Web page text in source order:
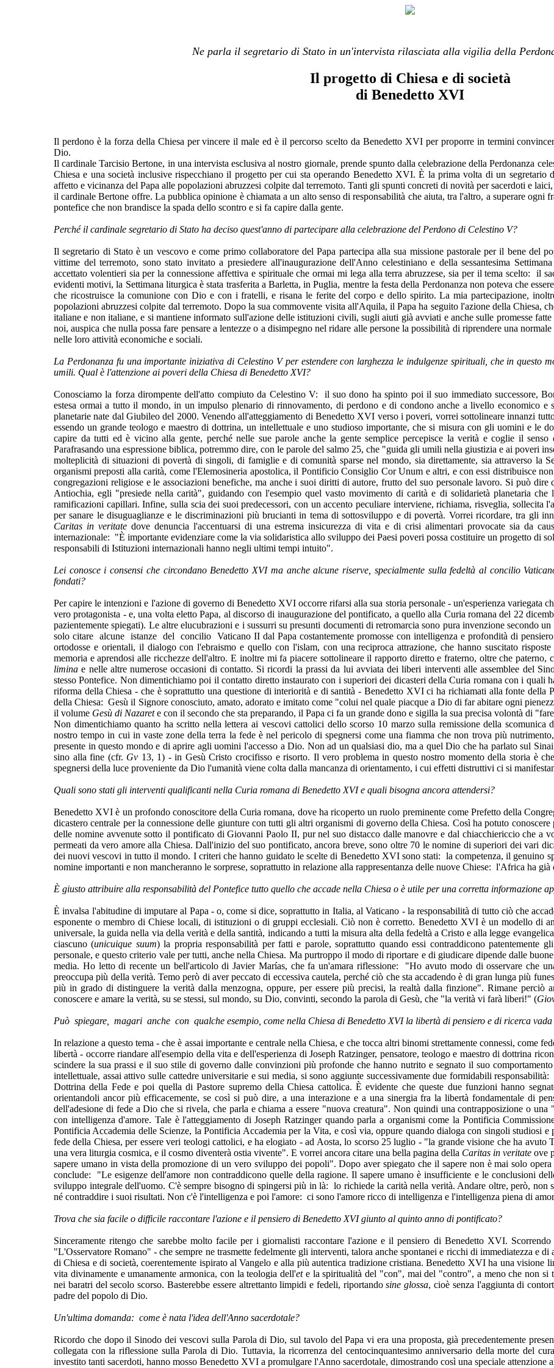
Ne parla il segretario di Stato in un'intervista rilasciata alla vigilia della
Il progetto di Chiesa e di società
di Benedetto XVI
Il perdono è la forza della Chiesa per vincere il male ed è il percorso scelto da Benedetto XVI per proporre in termini
Dio.
Il cardinale Tarcisio Bertone, in una intervista esclusiva al nostro giornale, prende spunto dalla celebrazione della Perdonanza
Chiesa e una società inclusive rispecchiano il progetto per cui sta operando Benedetto XVI. È la prima volta di un segretario
affetto e vicinanza del Papa alle popolazioni abruzzesi colpite dal terremoto. Tanti gli spunti concreti di novità per sacerdoti e
il cardinale Bertone offre. La pubblica opinione è chiamata a un alto senso di responsabilità che aiuta, tra l'altro, a superare ogni
pontefice che non brandisce la spada dello scontro e si fa capire dalla gente.
Perché il cardinale segretario di Stato ha deciso quest'anno di partecipare alla celebrazione del Perdono di Celestino V?
Il segretario di Stato è un vescovo e come primo collaboratore del Papa partecipa alla sua missione pastorale per il bene del
vittime del terremoto, sono stato invitato a presiedere all'inaugurazione dell'Anno celestiniano e della sessantesima
accettato volentieri sia per la connessione affettiva e spirituale che ormai mi lega alla terra abruzzese, sia per il tema scelto: il
evidenti motivi, la Settimana liturgica è stata trasferita a Barletta, in Puglia, mentre la festa della Perdonanza non poteva che
che ricostruisce la comunione con Dio e con i fratelli, e risana le ferite del corpo e dello spirito. La mia partecipazione,
popolazioni abruzzesi colpite dal terremoto. Dopo la sua commovente visita all'Aquila, il Papa ha seguito l'azione della Chiesa,
italiane e non italiane, e si mantiene informato sull'azione delle istituzioni civili, sugli aiuti già avviati e anche sulle promesse
noi, auspica che nulla possa fare pensare a lentezze o a disimpegno nel ridare alle persone la possibilità di riprendere una
nelle loro attività economiche e sociali.
La Perdonanza fu una importante iniziativa di Celestino V per estendere con larghezza le indulgenze spirituali, che in questo
umili. Qual è l'attenzione ai poveri della Chiesa di Benedetto XVI?
Conosciamo la forza dirompente dell'atto compiuto da Celestino V: il suo dono ha spinto poi il suo immediato successore,
estesa ormai a tutto il mondo, in un impulso plenario di rinnovamento, di perdono e di condono anche a livello economico e
planetarie nate dal Giubileo del 2000. Venendo all'atteggiamento di Benedetto XVI verso i poveri, vorrei sottolineare innanzi
essendo un grande teologo e maestro di dottrina, un intellettuale e uno studioso importante, che si misura con gli uomini e le
capire da tutti ed è vicino alla gente, perché nelle sue parole anche la gente semplice percepisce la verità e coglie il
Parafrasando una espressione biblica, potremmo dire, con le parole del salmo 25, che "guida gli umili nella giustizia e ai poveri
molteplicità di situazioni di povertà di singoli, di famiglie e di comunità sparse nel mondo, sia direttamente, sia attraverso la
organismi preposti alla carità, come l'Elemosineria apostolica, il Pontificio Consiglio Cor Unum e altri, e con essi distribuisce
congregazioni religiose e le associazioni benefiche, ma anche i suoi diritti di autore, frutto del suo personale lavoro. Si può
Antiochia, egli "presiede nella carità", guidando con l'esempio quel vasto movimento di carità e di solidarietà planetaria
ramificazioni capillari. Infine, sulla scia dei suoi predecessori, con un accento peculiare interviene, richiama, risveglia, sollecita
per sanare le disuguaglianze e le discriminazioni più brucianti in tema di sottosviluppo e di povertà. Vorrei ricordare, tra gli
Caritas in veritate dove denuncia l'accentuarsi di una estrema insicurezza di vita e di crisi alimentari provocate sia da
internazionale: "È importante evidenziare come la via solidaristica allo sviluppo dei Paesi poveri possa costituire un progetto di
responsabili di Istituzioni internazionali hanno negli ultimi tempi intuito".
Lei conosce i consensi che circondano Benedetto XVI ma anche alcune riserve, specialmente sulla fedeltà al concilio
fondati?
Per capire le intenzioni e l'azione di governo di Benedetto XVI occorre rifarsi alla sua storia personale - un'esperienza variegata
vero protagonista - e, una volta eletto Papa, al discorso di inaugurazione del pontificato, a quello alla Curia romana del 22
pazientemente spiegati). Le altre elucubrazioni e i sussurri su presunti documenti di retromarcia sono pura invenzione secondo
solo citare alcune istanze del concilio Vaticano II dal Papa costantemente promosse con intelligenza e profondità di
ortodosse e orientali, il dialogo con l'ebraismo e quello con l'islam, con una reciproca attrazione, che hanno suscitato
memoria e aprendosi alle ricchezze dell'altro. E inoltre mi fa piacere sottolineare il rapporto diretto e fraterno, oltre che
limina e nelle altre numerose occasioni di contatto. Si ricordi la prassi da lui avviata dei liberi interventi alle assemblee del
stesso Pontefice. Non dimentichiamo poi il contatto diretto instaurato con i superiori dei dicasteri della Curia romana con i
riforma della Chiesa - che è soprattutto una questione di interiorità e di santità - Benedetto XVI ci ha richiamati alla fonte della
della Chiesa: Gesù il Signore conosciuto, amato, adorato e imitato come "colui nel quale piacque a Dio di far abitare ogni
il volume Gesù di Nazarete con il secondo che sta preparando, il Papa ci fa un grande dono e sigilla la sua precisa volontà di
Non dimentichiamo quanto ha scritto nella lettera ai vescovi cattolici dello scorso 10 marzo sulla remissione della
nostro tempo in cui in vaste zone della terra la fede è nel pericolo di spegnersi come una fiamma che non trova più
presente in questo mondo e di aprire agli uomini l'accesso a Dio. Non ad un qualsiasi dio, ma a quel Dio che ha parlato sul
sino alla fine (cfr. Gv 13, 1) - in Gesù Cristo crocifisso e risorto. Il vero problema in questo nostro momento della storia è
spegnersi della luce proveniente da Dio l'umanità viene colta dalla mancanza di orientamento, i cui effetti distruttivi ci si
Quali sono stati gli interventi qualificanti nella Curia romana di Benedetto XVI e quali bisogna ancora attendersi?
Benedetto XVI è un profondo conoscitore della Curia romana, dove ha ricoperto un ruolo preminente come Prefetto della
dicastero centrale per la connessione delle giunture con tutti gli altri organismi di governo della Chiesa. Così ha potuto
delle nomine avvenute sotto il pontificato di Giovanni Paolo II, pur nel suo distacco dalle manovre e dal chiacchiericcio che a
permeati da vero amore alla Chiesa. Dall'inizio del suo pontificato, ancora breve, sono oltre 70 le nomine di superiori dei vari
dei nuovi vescovi in tutto il mondo. I criteri che hanno guidato le scelte di Benedetto XVI sono stati: la competenza, il genuino
nomine importanti e non mancheranno le sorprese, soprattutto in relazione alla rappresentanza delle nuove Chiese: l'Africa ha
È giusto attribuire alla responsabilità del Pontefice tutto quello che accade nella Chiesa o è utile per una corretta informazione
È invalsa l'abitudine di imputare al Papa - o, come si dice, soprattutto in Italia, al Vaticano - la responsabilità di tutto ciò che
esponente o membro di Chiese locali, di istituzioni o di gruppi ecclesiali. Ciò non è corretto. Benedetto XVI è un modello di
universale, la guida nella via della verità e della santità, indicando a tutti la misura alta della fedeltà a Cristo e alla legge
ciascuno (unicuique suum) la propria responsabilità per fatti e parole, soprattutto quando essi contraddicono patentemente
personale, e questo criterio vale per tutti, anche nella Chiesa. Ma purtroppo il modo di riportare e di giudicare dipende dalle
media. Ho letto di recente un bell'articolo di Javier Marías, che fa un'amara riflessione: "Ho avuto modo di osservare che
preoccupa più della verità. Temo però di aver peccato di eccessiva cautela, perché ciò che sta accadendo è di gran lunga più
più in grado di distinguere la verità dalla menzogna, oppure, per essere più precisi, la realtà dalla finzione". Rimane perciò
conoscere e amare la verità, su se stessi, sul mondo, su Dio, convinti, secondo la parola di Gesù, che "la verità vi farà liberi!" (
Può spiegare, magari anche con qualche esempio, come nella Chiesa di Benedetto XVI la libertà di pensiero e di ricerca
In relazione a questo tema - che è assai importante e centrale nella Chiesa, e che tocca altri binomi strettamente connessi, come
libertà - occorre riandare all'esempio della vita e dell'esperienza di Joseph Ratzinger, pensatore, teologo e maestro di dottrina
scindere la sua prassi e il suo stile di governo dalle convinzioni più profonde che hanno nutrito e segnato il suo
intellettuale, assai attivo sulle cattedre universitarie e sui media, si sono aggiunte successivamente due formidabili
Dottrina della Fede e poi quella di Pastore supremo della Chiesa cattolica. È evidente che queste due funzioni hanno
orientandoli ancor più efficacemente, se così si può dire, a una interazione e a una sinergia fra la libertà fondamentale di
dell'adesione di fede a Dio che si rivela, che parla e chiama a essere "nuova creatura". Non quindi una contrapposizione o una
con intelligenza d'amore. Tale è l'atteggiamento di Joseph Ratzinger quando parla a organismi come la Pontificia
Pontificia Accademia delle Scienze, la Pontificia Accademia per la Vita, e così via, oppure quando dialoga con singoli studiosi e
fede della Chiesa, per essere veri teologi cattolici, e ha elogiato - ad Aosta, lo scorso 25 luglio - "la grande visione che ha
una vera liturgia cosmica, e il cosmo diventerà ostia vivente". E vorrei ancora citare una bella pagina della Caritas in veritate ove
sapere umano in vista della promozione di un vero sviluppo dei popoli". Dopo aver spiegato che il sapere non è mai solo
conclude: "Le esigenze dell'amore non contraddicono quelle della ragione. Il sapere umano è insufficiente e le conclusioni
sviluppo integrale dell'uomo. C'è sempre bisogno di spingersi più in là: lo richiede la carità nella verità. Andare oltre, però, non
né contraddire i suoi risultati. Non c'è l'intelligenza e poi l'amore: ci sono l'amore ricco di intelligenza e l'intelligenza piena di
Trova che sia facile o difficile raccontare l'azione e il pensiero di Benedetto XVI giunto al quinto anno di pontificato?
Sinceramente ritengo che sarebbe molto facile per i giornalisti raccontare l'azione e il pensiero di Benedetto XVI.
"L'Osservatore Romano" - che sempre ne trasmette fedelmente gli interventi, talora anche spontanei e ricchi di immediatezza e
di Chiesa e di società, coerentemente ispirato al Vangelo e alla più autentica tradizione cristiana. Benedetto XVI ha una visione
vita divinamente e umanamente armonica, con la teologia dell'ete la spiritualità del "con", mai del "contro", a meno che non si
nei baratri del secolo scorso. Basterebbe essere altrettanto limpidi e fedeli, riportandosine glossa, cioè senza l'aggiunta di
padre del popolo di Dio.
Un'ultima domanda: come è nata l'idea dell'Anno sacerdotale?
Ricordo che dopo il Sinodo dei vescovi sulla Parola di Dio, sul tavolo del Papa vi era una proposta, già precedentemente
collegata con la riflessione sulla Parola di Dio. Tuttavia, la ricorrenza del centocinquantesimo anniversario della morte del
investito tanti sacerdoti, hanno mosso Benedetto XVI a promulgare l'Anno sacerdotale, dimostrando così una speciale attenzione